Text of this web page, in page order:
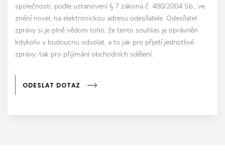
společnosti, podle ustanovení § 7 zákona č. 480/2004 Sb., ve
znění novel, na elektronickou adresu odesílatele. Odesílatel
zprávy si je plně vědom toho, že tento souhlas je oprávněn
kdykoliv v budoucnu odvolat, a to jak pro přijetí jednotlivé
zprávy, tak pro přijímání obchodních sdělení.
ODESLAT DOTAZ